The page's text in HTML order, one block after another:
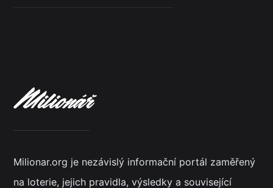
Milionar.org je nezávislý informační portál zaměřený
na loterie, jejich pravidla, výsledky a související